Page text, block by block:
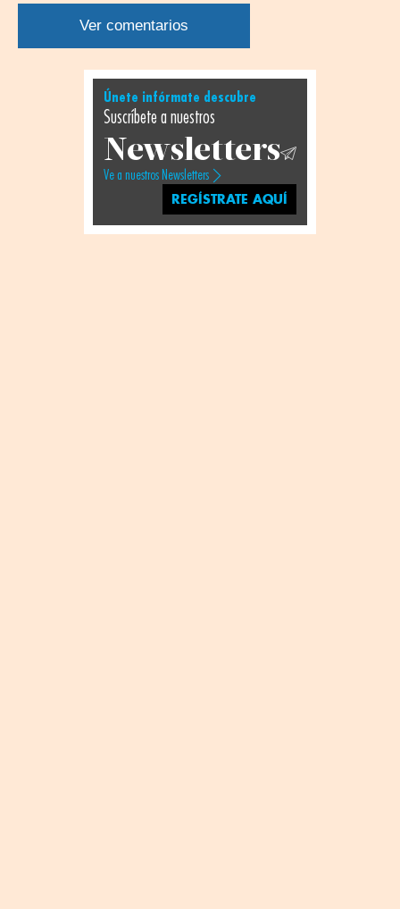
por
WhatsApp
por
Twitter
por
Facebook
por
Linkedin
Ver comentarios
Únete infórmate descubre
Suscríbete a nuestros
Newsletters
Ve a nuestros Newsletters
REGÍSTRATE AQUÍ